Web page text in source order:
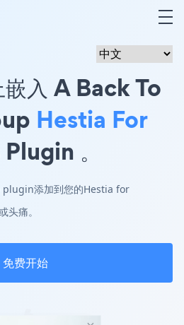
嵌入 A Back To
Hestia For
Plugin 。
plugin添加到您的Hestia for
头痛。
免费开始